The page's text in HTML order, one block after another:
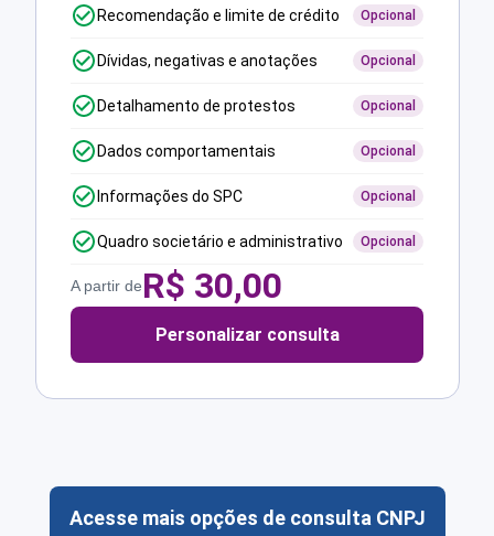
Recomendação e limite de crédito Opcional
Dívidas, negativas e anotações Opcional
Detalhamento de protestos Opcional
Dados comportamentais Opcional
Informações do SPC Opcional
Quadro societário e administrativo Opcional
A partir deR$ 30,00
Personalizar consulta
Acesse mais opções de consulta CNPJ